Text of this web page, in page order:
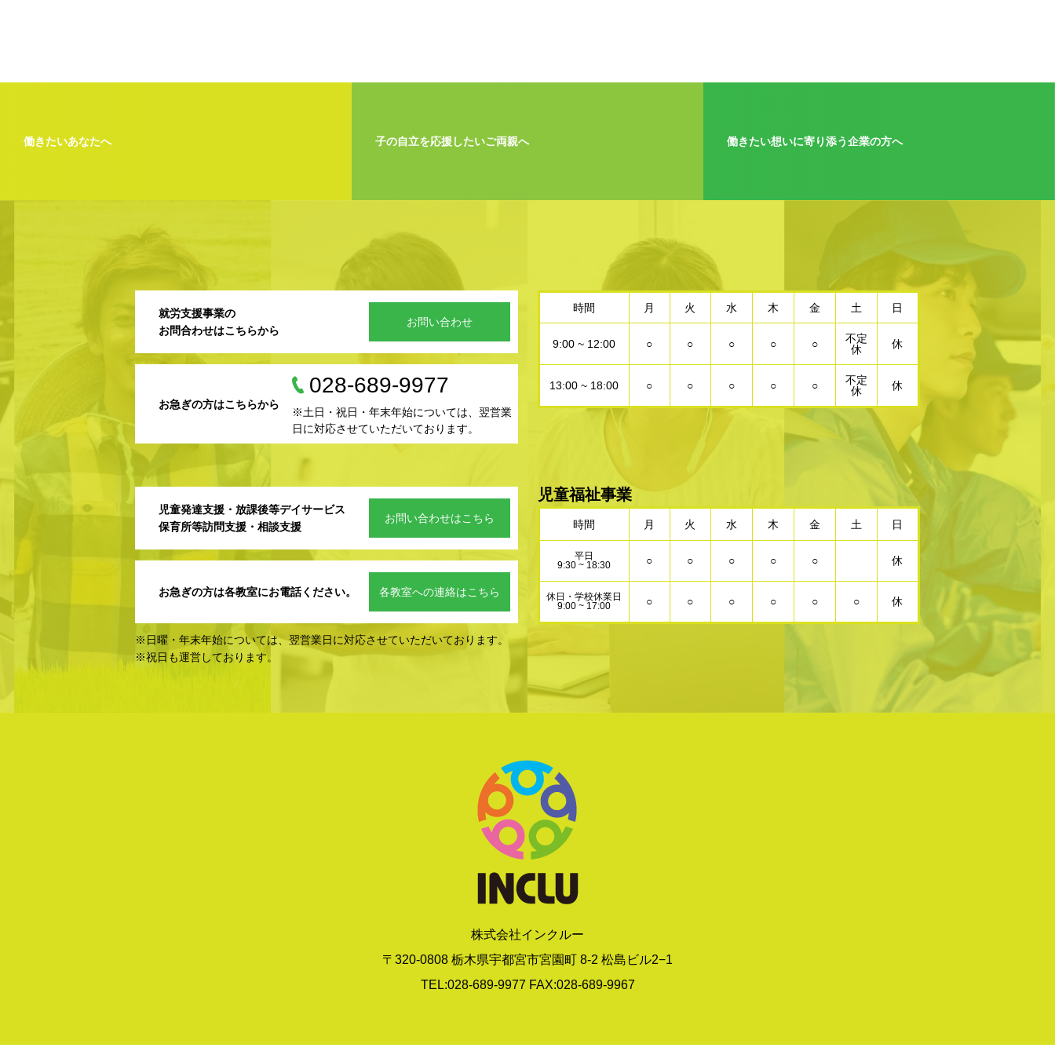
働きたいあなたへ 子の自立を応援したいご両親へ 働きたい想いに寄り添う企業の方へ
就労支援事業の
お問合わせはこちらから
お問い合わせ
お急ぎの方はこちらから
028-689-9977
※土日・祝日・年末年始については、翌営業
日に対応させていただいております。
時間 月 火 水 木 金 土 日
9:00 ~ 12:00 ○ ○ ○ ○ ○
不定
休
休
13:00 ~ 18:00 ○ ○ ○ ○ ○
不定
休
休
児童発達支援・放課後等デイサービス
保育所等訪問支援・相談支援
お問い合わせはこちら
お急ぎの方は各教室にお電話ください。 各教室への連絡はこちら
※日曜・年末年始については、翌営業日に対応させていただいております。
※祝日も運営しております。
児童福祉事業
時間 月 火 水 木 金 土 日
平日
9:30 ~ 18:30
○ ○ ○ ○ ○ 休
休日・学校休業日
9:00 ~ 17:00
○ ○ ○ ○ ○ ○ 休
株式会社インクルー
〒320-0808 栃木県宇都宮市宮園町 8-2 松島ビル2−1
TEL:028-689-9977 FAX:028-689-9967